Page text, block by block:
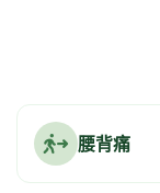
腰背痛